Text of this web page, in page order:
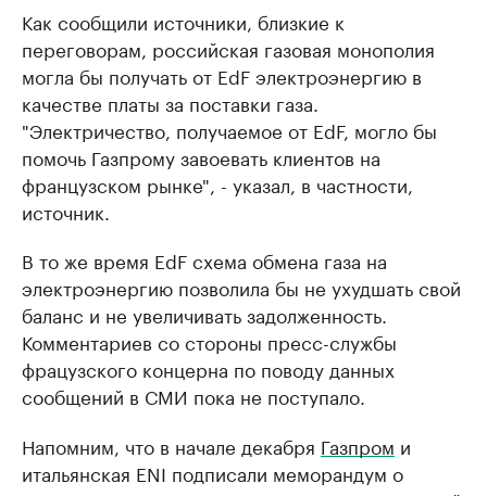
Как сообщили источники, близкие к
переговорам, российская газовая монополия
могла бы получать от EdF электроэнергию в
качестве платы за поставки газа.
"Электричество, получаемое от EdF, могло бы
помочь Газпрому завоевать клиентов на
французском рынке", - указал, в частности,
источник.
В то же время EdF схема обмена газа на
электроэнергию позволила бы не ухудшать свой
баланс и не увеличивать задолженность.
Комментариев со стороны пресс-службы
фрацузского концерна по поводу данных
сообщений в СМИ пока не поступало.
Напомним, что в начале декабря Газпром и
итальянская ENI подписали меморандум о